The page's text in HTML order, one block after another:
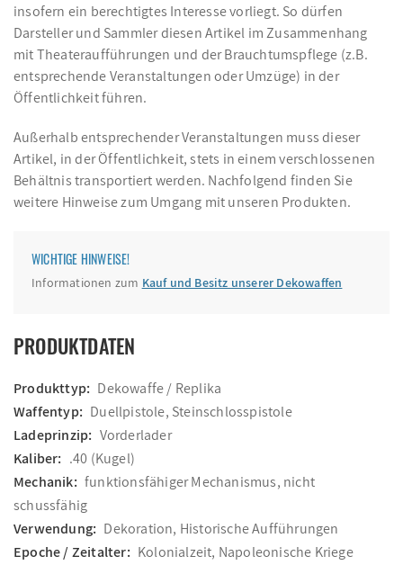
insofern ein berechtigtes Interesse vorliegt. So dürfen
Darsteller und Sammler diesen Artikel im Zusammenhang
mit Theateraufführungen und der Brauchtumspflege (z.B.
entsprechende Veranstaltungen oder Umzüge) in der
Öffentlichkeit führen.
Außerhalb entsprechender Veranstaltungen muss dieser
Artikel, in der Öffentlichkeit, stets in einem verschlossenen
Behältnis transportiert werden. Nachfolgend finden Sie
weitere Hinweise zum Umgang mit unseren Produkten.
WICHTIGE HINWEISE!
Informationen zum Kauf und Besitz unserer Dekowaffen
PRODUKTDATEN
Produkttyp: Dekowaffe / Replika
Waffentyp: Duellpistole, Steinschlosspistole
Ladeprinzip: Vorderlader
Kaliber: .40 (Kugel)
Mechanik: funktionsfähiger Mechanismus, nicht
schussfähig
Verwendung: Dekoration, Historische Aufführungen
Epoche / Zeitalter: Kolonialzeit, Napoleonische Kriege